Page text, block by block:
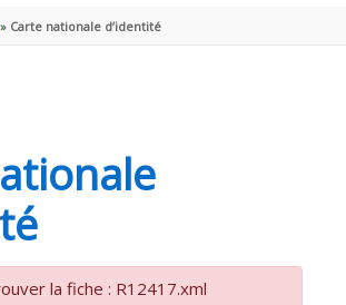
PRINCIPAL
Carte nationale d’identité
la fiche : R12417.xml